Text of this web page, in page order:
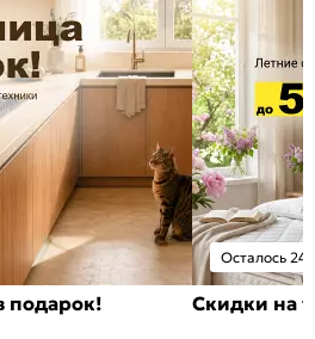
подарок!
Осталось 24
Скидки на